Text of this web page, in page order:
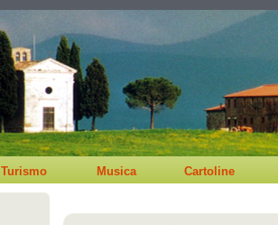
Turismo Musica Cartoline